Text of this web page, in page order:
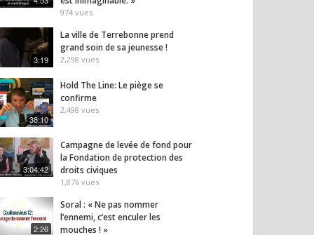
974 vues
3:19
La ville de Terrebonne prend
grand soin de sa jeunesse !
2,298 vues
38:10
Hold The Line: Le piège se
confirme
2,498 vues
3:04:42
Campagne de levée de fond pour
la Fondation de protection des
droits civiques
1,876 vues
2:26
Soral : « Ne pas nommer
l’ennemi, c’est enculer les
mouches ! »